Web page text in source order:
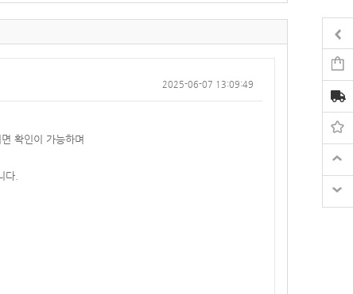
2025-06-07 13:09:49
확인이 가능하며
다.